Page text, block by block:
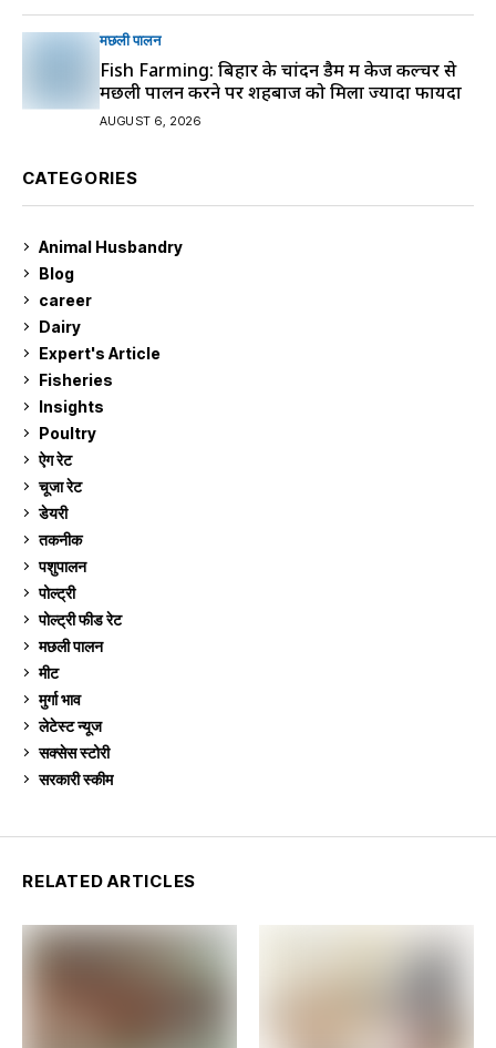
मछली पालन
Fish Farming: बिहार के चांदन डैम में केज कल्चर से
मछली पालन करने पर शहबाज को मिला ज्यादा फायदा
AUGUST 6, 2026
CATEGORIES
Animal Husbandry
Blog
career
Dairy
Expert's Article
Fisheries
Insights
Poultry
ऐग रेट
चूजा रेट
डेयरी
तकनीक
पशुपालन
पोल्ट्री
पोल्ट्री फीड रेट
मछली पालन
मीट
मुर्गा भाव
लेटेस्ट न्यूज
सक्सेस स्टो‍री
सरकारी स्की‍म
RELATED ARTICLES